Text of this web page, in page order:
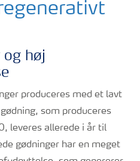
og høj
produceres med et lavt
som produceres
leveres allerede i år til
gødninger har en meget